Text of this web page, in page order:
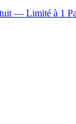
— Limité à 1